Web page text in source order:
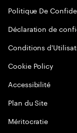
Politique De
Déclaration de
Conditions
Cookie Policy
Accessibilité
Plan du Site
Méritocratie